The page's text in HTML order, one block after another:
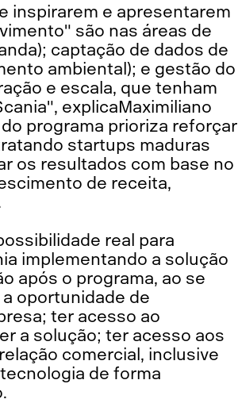
inspirarem e apresentarem
são nas áreas de
captação de dados de
ambiental); e gestão do
e escala, que tenham
explicaMaximiliano
programa prioriza reforçar
startups maduras
os resultados com base no
de receita,
real para
implementando a solução
após o programa, ao se
oportunidade de
ter acesso ao
a solução; ter acesso aos
comercial, inclusive
de forma